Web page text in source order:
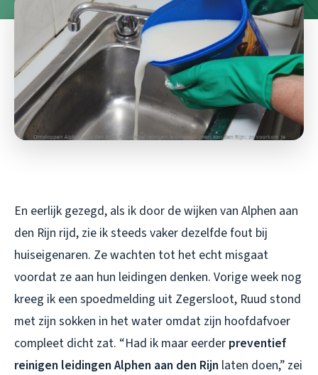
En eerlijk gezegd, als ik door de wijken van Alphen aan
den Rijn rijd, zie ik steeds vaker dezelfde fout bij
huiseigenaren. Ze wachten tot het echt misgaat
voordat ze aan hun leidingen denken. Vorige week nog
kreeg ik een spoedmelding uit Zegersloot, Ruud stond
met zijn sokken in het water omdat zijn hoofdafvoer
compleet dicht zat. “Had ik maar eerder preventief
reinigen leidingen Alphen aan den Rijn laten doen,” zei